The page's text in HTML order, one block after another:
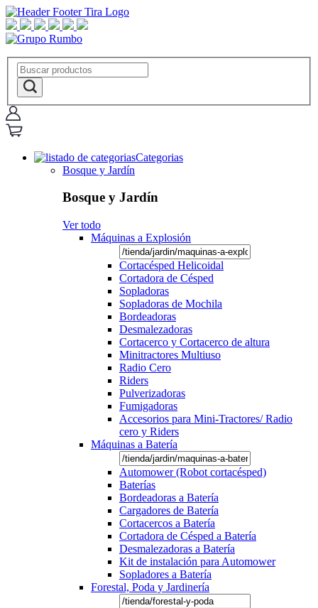
Categorias
Bosque y Jardín
Bosque y Jardín
Ver todo
Máquinas a Explosión
Cortacésped Helicoidal
Cortadora de Césped
Sopladoras
Sopladoras de Mochila
Bordeadoras
Desmalezadoras
Cortacerco y Cortacerco de altura
Minitractores Multiuso
Radio Cero
Riders
Pulverizadoras
Fumigadoras
Accesorios para Mini-Tractores/ Radio
cero y Riders
Máquinas a Batería
Automower (Robot cortacésped)
Baterías
Bordeadoras a Batería
Cargadores de Batería
Cortacercos a Batería
Cortadora de Césped a Batería
Desmalezadoras a Batería
Kit de instalación para Automower
Sopladores a Batería
Forestal, Poda y Jardinería